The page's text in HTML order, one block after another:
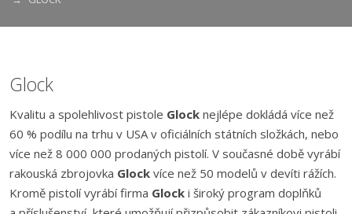
Glock
Kvalitu a spolehlivost pistole Glock nejlépe dokládá více než
60 % podílu na trhu v USA v oficiálních státních složkách, nebo
více než 8 000 000 prodaných pistolí. V současné době vyrábí
rakouská zbrojovka Glock více než 50 modelů v devíti rážích.
Kromě pistolí vyrábí firma Glock i široký program doplňků